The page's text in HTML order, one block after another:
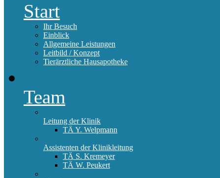
Start
Ihr Besuch
Einblick
Allgemeine Leistungen
Leitbild / Konzept
Tierärztliche Hausapotheke
Team
Leitung der Klinik
TÄ Y. Welpmann
Assistenten der Klinikleitung
TÄ S. Kremeyer
TÄ W. Peukert